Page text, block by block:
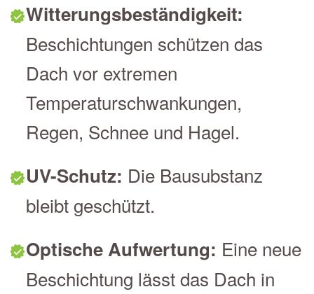
Witterungsbeständigkeit:
Beschichtungen schützen das
Dach vor extremen
Temperaturschwankungen,
Regen, Schnee und Hagel.
UV-Schutz: Die Bausubstanz
bleibt geschützt.
Optische Aufwertung: Eine neue
Beschichtung lässt das Dach in